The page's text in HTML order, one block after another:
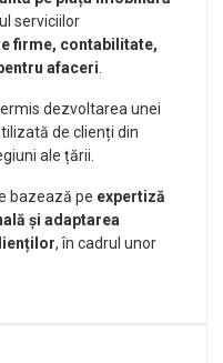
serviciilor
firme, contabilitate,
afaceri
dezvoltarea unei
de clienți din
ale țării.
bazează pe expertiză
și adaptarea
, în cadrul unor